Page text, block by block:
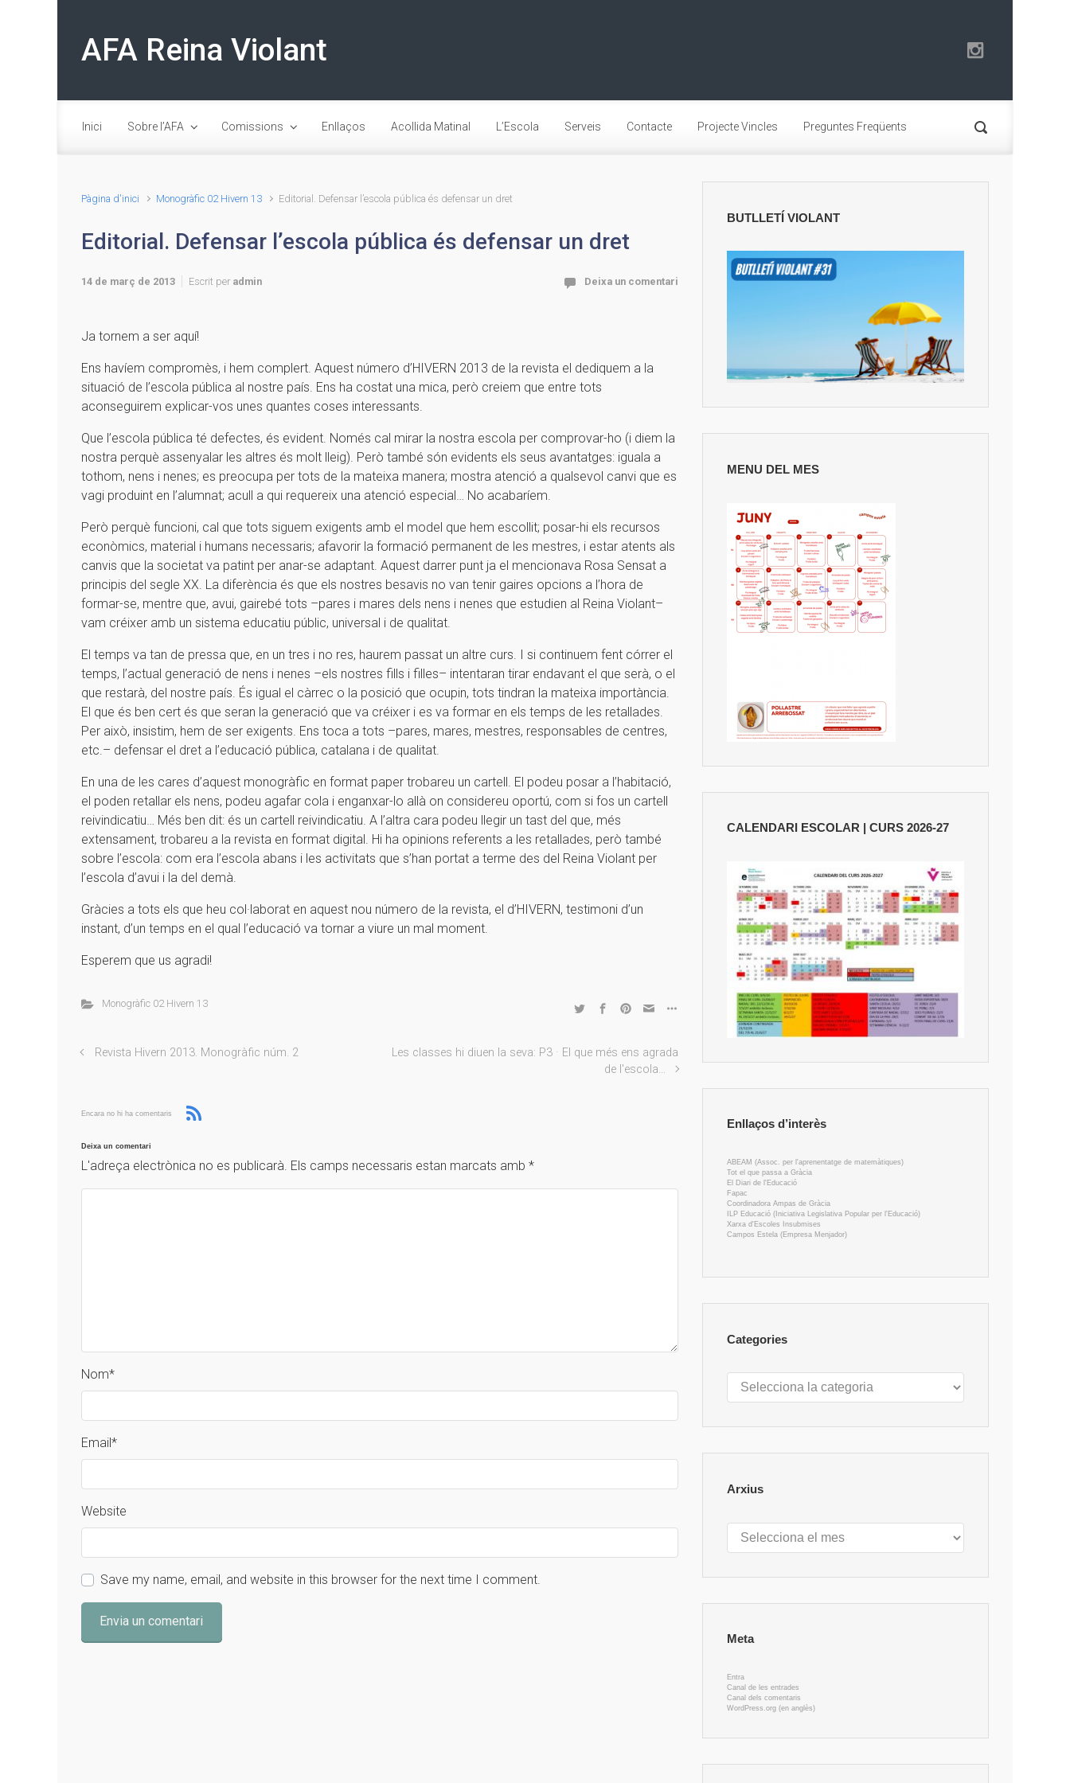
AFA Reina Violant
Inici Sobre l’AFA Comissions Enllaços Acollida Matinal L’Escola Serveis Contacte Projecte Vincles Preguntes Freqüents
Pàgina d'inici Monogràfic 02 Hivern 13 Editorial. Defensar l’escola pública és defensar un dret
Editorial. Defensar l’escola pública és defensar un dret
14 de març de 2013 Escrit per admin Deixa un comentari
Ja tornem a ser aquí!
Ens havíem compromès, i hem complert. Aquest número d’HIVERN 2013 de la revista el dediquem a la
situació de l’escola pública al nostre país. Ens ha costat una mica, però creiem que entre tots
aconseguirem explicar-vos unes quantes coses interessants.
Que l’escola pública té defectes, és evident. Només cal mirar la nostra escola per comprovar-ho (i diem la
nostra perquè assenyalar les altres és molt lleig). Però també són evidents els seus avantatges: iguala a
tothom, nens i nenes; es preocupa per tots de la mateixa manera; mostra atenció a qualsevol canvi que es
vagi produint en l’alumnat; acull a qui requereix una atenció especial… No acabaríem.
Però perquè funcioni, cal que tots siguem exigents amb el model que hem escollit; posar-hi els recursos
econòmics, material i humans necessaris; afavorir la formació permanent de les mestres, i estar atents als
canvis que la societat va patint per anar-se adaptant. Aquest darrer punt ja el mencionava Rosa Sensat a
principis del segle XX. La diferència és que els nostres besavis no van tenir gaires opcions a l’hora de
formar-se, mentre que, avui, gairebé tots –pares i mares dels nens i nenes que estudien al Reina Violant–
vam créixer amb un sistema educatiu públic, universal i de qualitat.
El temps va tan de pressa que, en un tres i no res, haurem passat un altre curs. I si continuem fent córrer el
temps, l’actual generació de nens i nenes –els nostres fills i filles– intentaran tirar endavant el que serà, o el
que restarà, del nostre país. És igual el càrrec o la posició que ocupin, tots tindran la mateixa importància.
El que és ben cert és que seran la generació que va créixer i es va formar en els temps de les retallades.
Per això, insistim, hem de ser exigents. Ens toca a tots –pares, mares, mestres, responsables de centres,
etc.– defensar el dret a l’educació pública, catalana i de qualitat.
En una de les cares d’aquest monogràfic en format paper trobareu un cartell. El podeu posar a l’habitació,
el poden retallar els nens, podeu agafar cola i enganxar-lo allà on considereu oportú, com si fos un cartell
reivindicatiu… Més ben dit: és un cartell reivindicatiu. A l’altra cara podeu llegir un tast del que, més
extensament, trobareu a la revista en format digital. Hi ha opinions referents a les retallades, però també
sobre l’escola: com era l’escola abans i les activitats que s’han portat a terme des del Reina Violant per
l’escola d’avui i la del demà.
Gràcies a tots els que heu col·laborat en aquest nou número de la revista, el d’HIVERN, testimoni d’un
instant, d’un temps en el qual l’educació va tornar a viure un mal moment.
Esperem que us agradi!
Monogràfic 02 Hivern 13
Revista Hivern 2013. Monogràfic núm. 2
Les classes hi diuen la seva: P3 · El que més ens agrada
de l'escola…
Encara no hi ha comentaris
Deixa un comentari
L'adreça electrònica no es publicarà. Els camps necessaris estan marcats amb *
Nom*
Email*
Website
Save my name, email, and website in this browser for the next time I comment.
BUTLLETÍ VIOLANT
MENU DEL MES
CALENDARI ESCOLAR | CURS 2026-27
Enllaços d’interès
ABEAM (Assoc. per l'aprenentatge de matemàtiques)
Tot el que passa a Gràcia
El Diari de l'Educació
Fapac
Coordinadora Ampas de Gràcia
ILP Educació (Iniciativa Legislativa Popular per l'Educació)
Xarxa d'Escoles Insubmises
Campos Estela (Empresa Menjador)
Categories
Categories
Arxius
Arxius
Meta
Entra
Canal de les entrades
Canal dels comentaris
WordPress.org (en anglès)